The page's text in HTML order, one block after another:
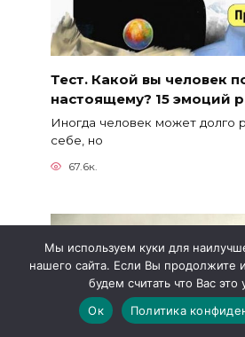
Тест. Какой вы человек
настоящему? 15 эмоций
Иногда человек может долго
себе, но
67.6к.
Мы используем куки для
нашего сайта. Если Вы продолжите
будем считать что Вас это
Ок
Политика